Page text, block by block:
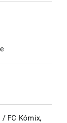
FC Kómix,